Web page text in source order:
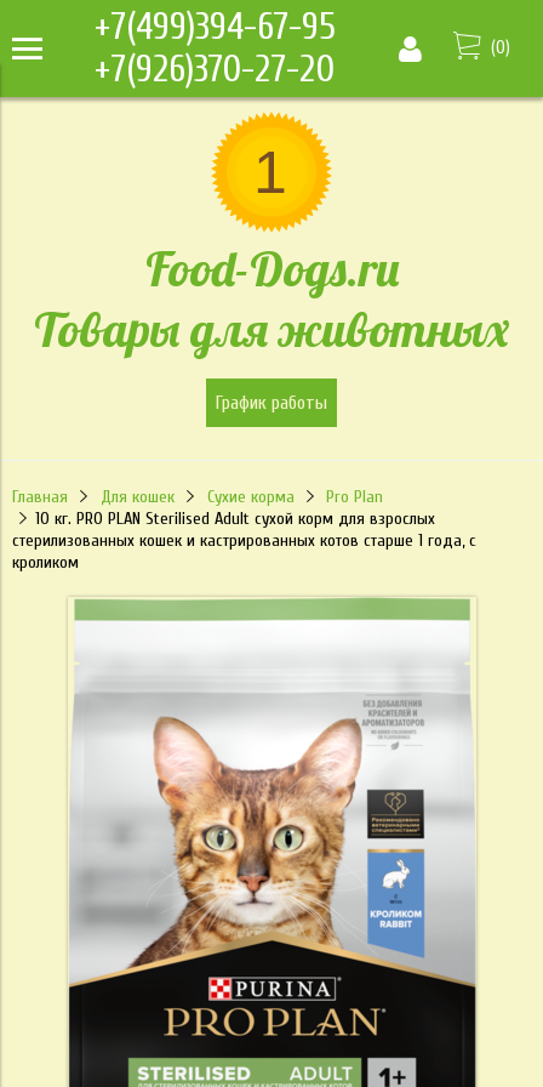
+7(499)394-67-95
+7(926)370-27-20
(0)
Food-Dogs.ru
Товары для животных
График работы
Главная Для кошек Сухие корма
Pro Plan
10 кг. PRO PLAN Sterilised Adult сухой корм для взрослых
стерилизованных кошек и кастрированных котов старше 1 года, с
кроликом